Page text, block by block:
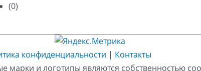
(0)
конфиденциальности | Контакты
марки и логотипы являются собственностью